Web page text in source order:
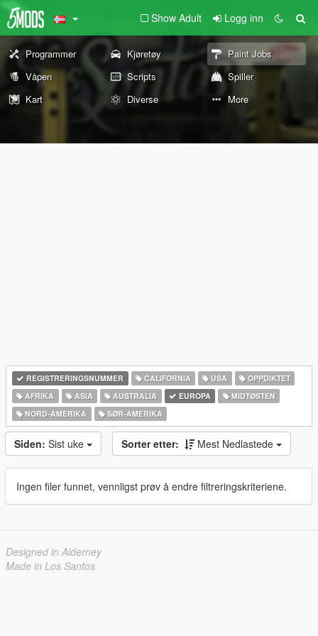
Show Adult Logg inn
Programmer Kjøretøy
Paint Jobs
Våpen
Scripts
Spiller
Kart
Diverse More
REGISTRERINGSNUMMER CALIFORNIA USA
OPPDIKTET
AFRIKA
ASIA AUSTRALIA EUROPA
MIDTØSTEN
NORD-AMERIKA‎
SØR-AMERIKA‎
Siden: Sist uke Sorter etter: Mest Nedlastede
Ingen filer funnet, vennligst prøv å endre filtreringskriteriene.
Designed in Alderney
Made in Los Santos